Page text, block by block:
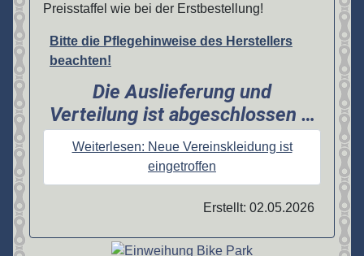
Preisstaffel wie bei der Erstbestellung!
Bitte die Pflegehinweise des Herstellers
beachten!
Die Auslieferung und
Verteilung ist abgeschlossen …
Weiterlesen: Neue Vereinskleidung ist
eingetroffen
Erstellt: 02.05.2026